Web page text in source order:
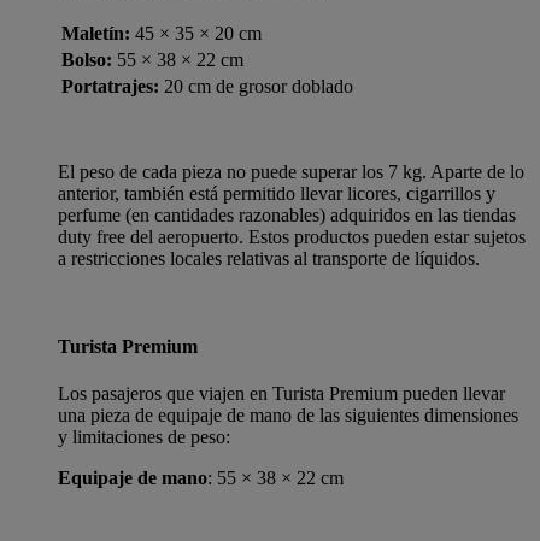
Maletín: 45 × 35 × 20 cm
Bolso: 55 × 38 × 22 cm
Portatrajes: 20 cm de grosor doblado
El peso de cada pieza no puede superar los 7 kg. Aparte de lo
anterior, también está permitido llevar licores, cigarrillos y
perfume (en cantidades razonables) adquiridos en las tiendas
duty free del aeropuerto. Estos productos pueden estar sujetos
a restricciones locales relativas al transporte de líquidos.
Turista Premium
Los pasajeros que viajen en Turista Premium pueden llevar
una pieza de equipaje de mano de las siguientes dimensiones
y limitaciones de peso:
Equipaje de mano: 55 × 38 × 22 cm